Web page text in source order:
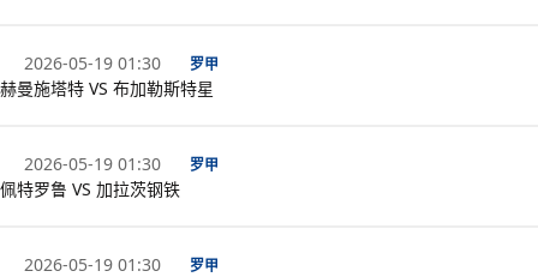
2026-05-19 01:30 罗甲
赫曼施塔特 VS 布加勒斯特星
2026-05-19 01:30 罗甲
佩特罗鲁 VS 加拉茨钢铁
2026-05-19 01:30 罗甲